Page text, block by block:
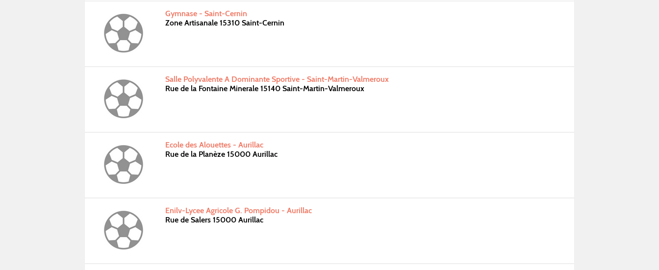
Gymnase - Saint-Cernin
Zone Artisanale 15310 Saint-Cernin
Salle Polyvalente A Dominante Sportive - Saint-Martin-Valmeroux
Rue de la Fontaine Minerale 15140 Saint-Martin-Valmeroux
Ecole des Alouettes - Aurillac
Rue de la Planèze 15000 Aurillac
Enilv-Lycee Agricole G. Pompidou - Aurillac
Rue de Salers 15000 Aurillac